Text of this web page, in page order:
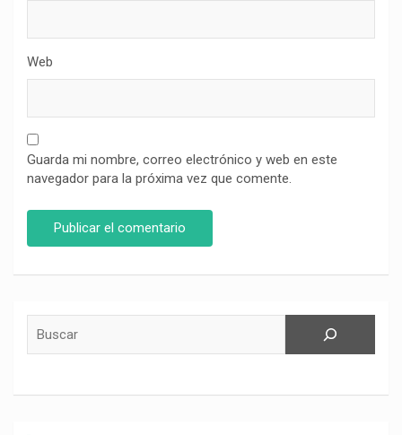
Web
Guarda mi nombre, correo electrónico y web en este
navegador para la próxima vez que comente.